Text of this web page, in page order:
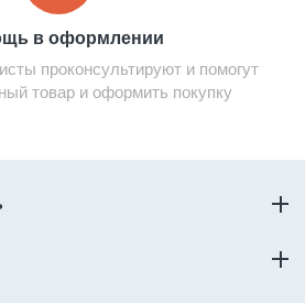
в оформлении
проконсультируют и помогут
товар и оформить покупку